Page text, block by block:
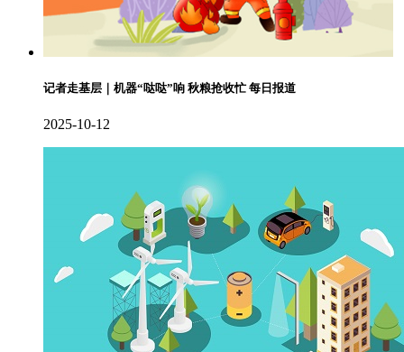
记者走基层｜机器“哒哒”响 秋粮抢收忙 每日报道
2025-10-12